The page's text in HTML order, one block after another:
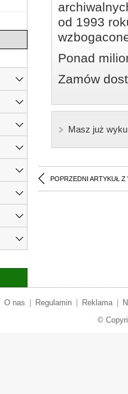
od 1993
Ponad
Zamów
Masz już
POPRZEDNI ARTYKUŁ Z
O nas Regulamin Reklama
©